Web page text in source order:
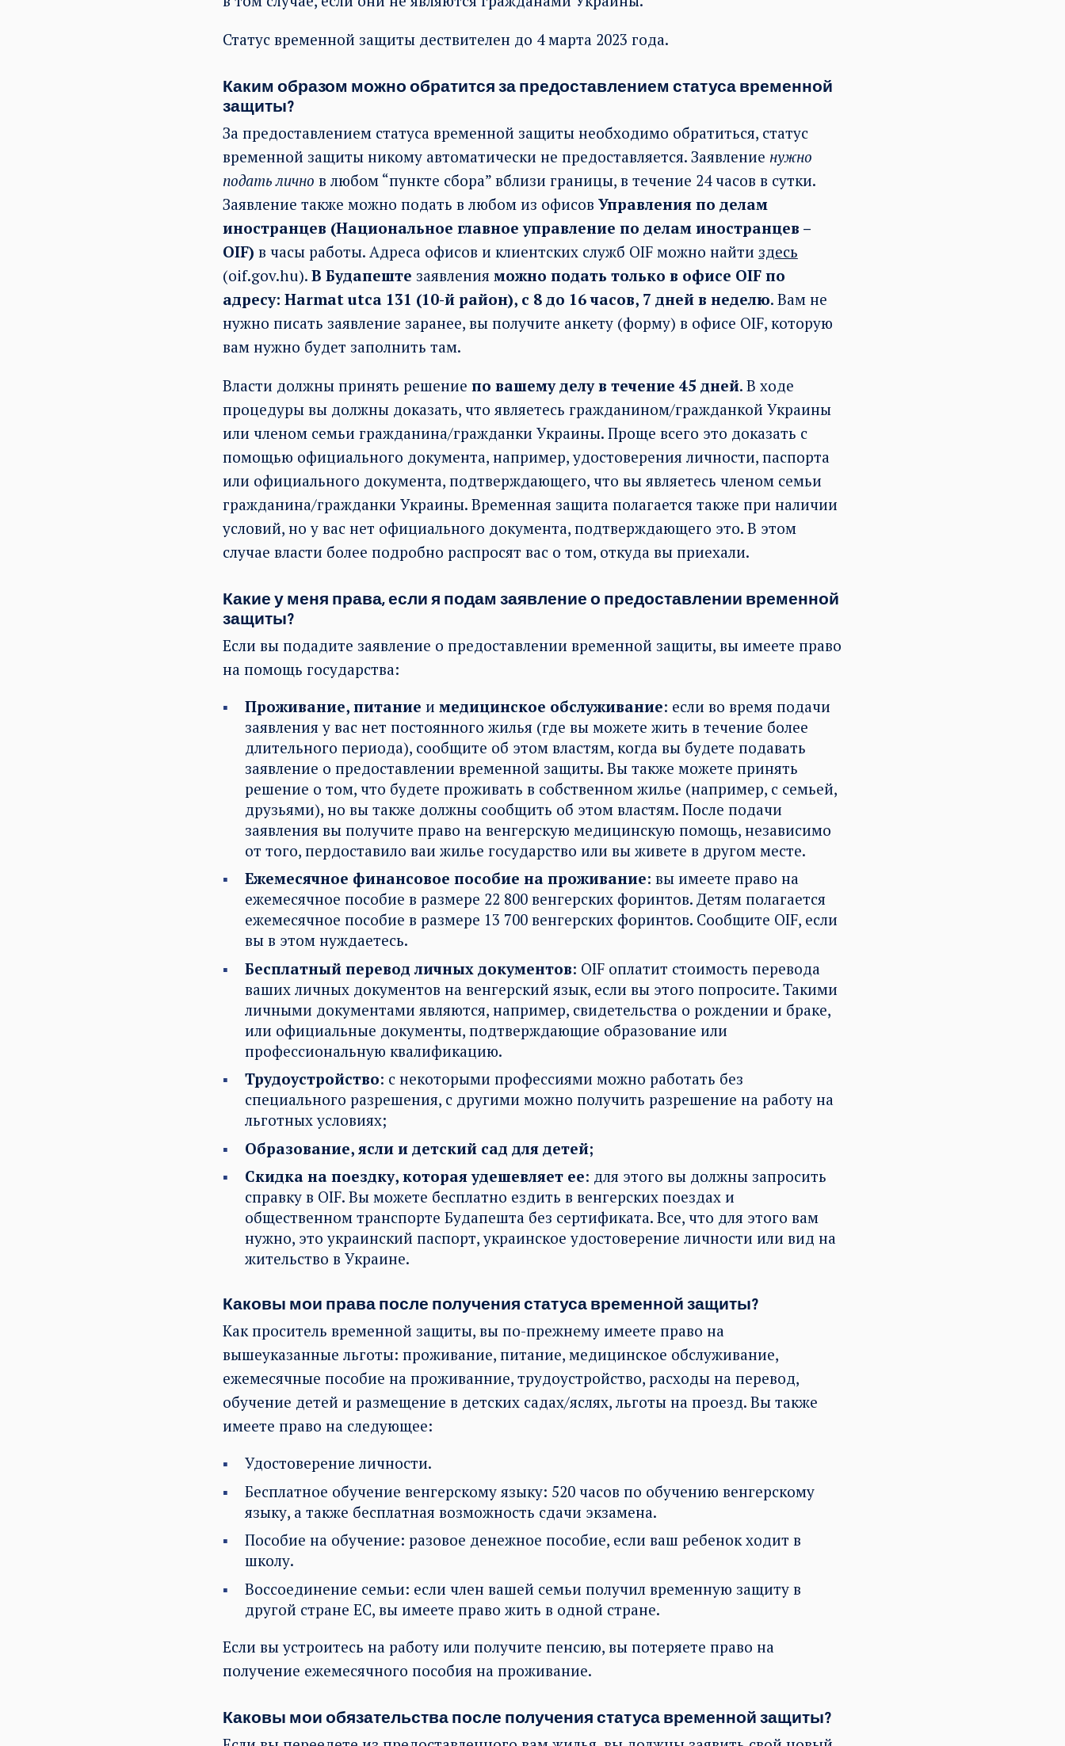
Статус временной защиты дествителен до 4 марта 2023 года.
Каким образом можно обратится за предоставлением статуса временной
защиты?
За предоставлением статуса временной защиты необходимо обратиться, статус
временной защиты никому автоматически не предоставляется. Заявление нужно
подать лично в любом “пункте сбора” вблизи границы, в течение 24 часов в сутки.
Заявление также можно подать в любом из офисов Управления по делам
иностранцев (Национальное главное управление по делам иностранцев –
OIF) в часы работы. Адреса офисов и клиентских служб OIF можно найти здесь
(oif.gov.hu). В Будапеште заявления можно подать только в офисе OIF по
адресу: Harmat utca 131 (10-й район), с 8 до 16 часов, 7 дней в неделю. Вам не
нужно писать заявление заранее, вы получите анкету (форму) в офисе OIF, которую
вам нужно будет заполнить там.
Власти должны принять решение по вашему делу в течение 45 дней. В ходе
процедуры вы должны доказать, что являетесь гражданином/гражданкой Украины
или членом семьи гражданина/гражданки Украины. Проще всего это доказать с
помощью официального документа, например, удостоверения личности, паспорта
или официального документа, подтверждающего, что вы являетесь членом семьи
гражданина/гражданки Украины. Временная защита полагается также при наличии
условий, но у вас нет официального документа, подтверждающего это. В этом
случае власти более подробно распросят вас о том, откуда вы приехали.
Какие у меня права, если я подам заявление о предоставлении временной
защиты?
Если вы подадите заявление о предоставлении временной защиты, вы имеете право
на помощь государства:
Проживание, питание имедицинское обслуживание: если во время подачи
заявления у вас нет постоянного жилья (где вы можете жить в течение более
длительного периода), сообщите об этом властям, когда вы будете подавать
заявление о предоставлении временной защиты. Вы также можете принять
решение о том, что будете проживать в собственном жилье (например, с семьей,
друзьями), но вы также должны сообщить об этом властям. После подачи
заявления вы получите право на венгерскую медицинскую помощь, независимо
от того, пердоставило ваи жилье государство или вы живете в другом месте.
Ежемесячное финансовое пособие на проживание: вы имеете право на
ежемесячное пособие в размере 22 800 венгерских форинтов. Детям полагается
ежемесячное пособие в размере 13 700 венгерских форинтов. Сообщите OIF, если
вы в этом нуждаетесь.
Бесплатный перевод личных документов: OIF оплатит стоимость перевода
ваших личных документов на венгерский язык, если вы этого попросите. Такими
личными документами являются, например, свидетельства о рождении и браке,
или официальные документы, подтверждающие образование или
профессиональную квалификацию.
Трудоустройство: с некоторыми профессиями можно работать без
специального разрешения, с другими можно получить разрешение на работу на
льготных условиях;
Образование, ясли и детский сад для детей;
Скидка на поездку, которая удешевляет ее: для этого вы должны запросить
справку в OIF. Вы можете бесплатно ездить в венгерских поездах и
общественном транспорте Будапешта без сертификата. Все, что для этого вам
нужно, это украинский паспорт, украинское удостоверение личности или вид на
жительство в Украине.
Каковы мои права после получения статуса временной защиты?
Как проситель временной защиты, вы по-прежнему имеете право на
вышеуказанные льготы: проживание, питание, медицинское обслуживание,
ежемесячные пособие на проживанние, трудоустройство, расходы на перевод,
обучение детей и размещение в детских садах/яслях, льготы на проезд. Вы также
имеете право на следующее:
Удостоверение личности.
Бесплатное обучение венгерскому языку: 520 часов по обучению венгерскому
языку, а также бесплатная возможность сдачи экзамена.
Пособие на обучение: разовое денежное пособие, если ваш ребенок ходит в
школу.
Воссоединение семьи: если член вашей семьи получил временную защиту в
другой стране ЕС, вы имеете право жить в одной стране.
Если вы устроитесь на работу или получите пенсию, вы потеряете право на
получение ежемесячного пособия на проживание.
Каковы мои обязательства после получения статуса временной защиты?